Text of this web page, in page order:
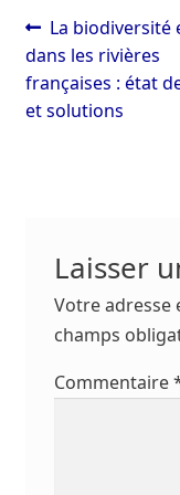
de
l’article
Article
précédent :
La biodiversité
dans les rivières
françaises : état
et solutions
Laisser
Votre adresse
champs
Commentaire